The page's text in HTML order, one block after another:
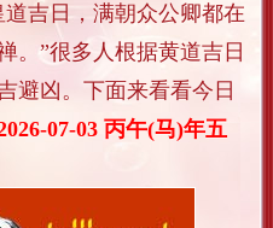
吉日，满朝众公卿都在
。”很多人根据黄道吉日
避凶。下面来看看今日
07-03 丙午(马)年五